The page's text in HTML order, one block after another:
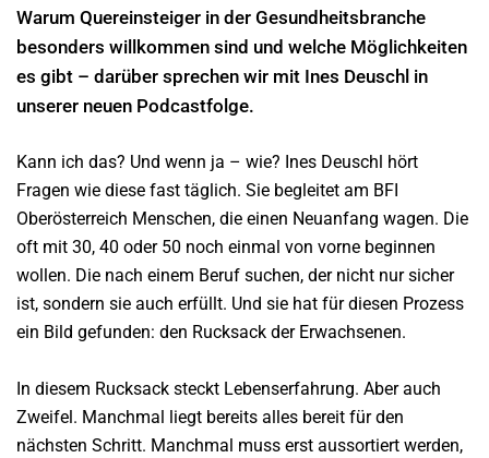
Warum Quereinsteiger in der Gesundheitsbranche
besonders willkommen sind und welche Möglichkeiten
es gibt – darüber sprechen wir mit Ines Deuschl in
unserer neuen Podcastfolge.
Kann ich das? Und wenn ja – wie? Ines Deuschl hört
Fragen wie diese fast täglich. Sie begleitet am BFI
Oberösterreich Menschen, die einen Neuanfang wagen. Die
oft mit 30, 40 oder 50 noch einmal von vorne beginnen
wollen. Die nach einem Beruf suchen, der nicht nur sicher
ist, sondern sie auch erfüllt. Und sie hat für diesen Prozess
ein Bild gefunden: den Rucksack der Erwachsenen.
In diesem Rucksack steckt Lebenserfahrung. Aber auch
Zweifel. Manchmal liegt bereits alles bereit für den
nächsten Schritt. Manchmal muss erst aussortiert werden,